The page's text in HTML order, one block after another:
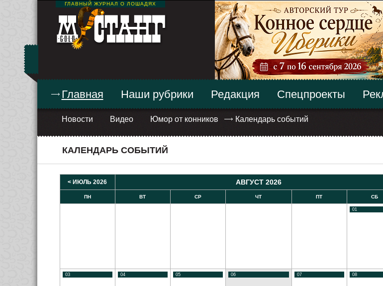
ГЛАВНЫЙ ЖУРНАЛ О ЛОШАДЯХ
Главная
Новости Видео Юмор от конников Календарь событий
Наши рубрики Редакция Спецпроекты
КАЛЕНДАРЬ СОБЫТИЙ
< ИЮЛЬ 2026 АВГУСТ 2026
ПН ВТ СР ЧТ ПТ СБ
01
03 04 05 06 07 08